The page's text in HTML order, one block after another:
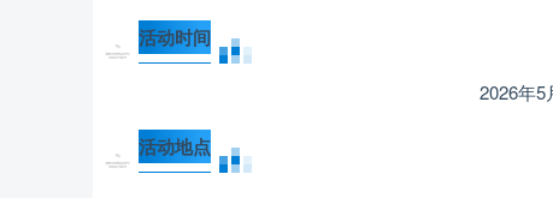
活动时间
2026年
活动地点